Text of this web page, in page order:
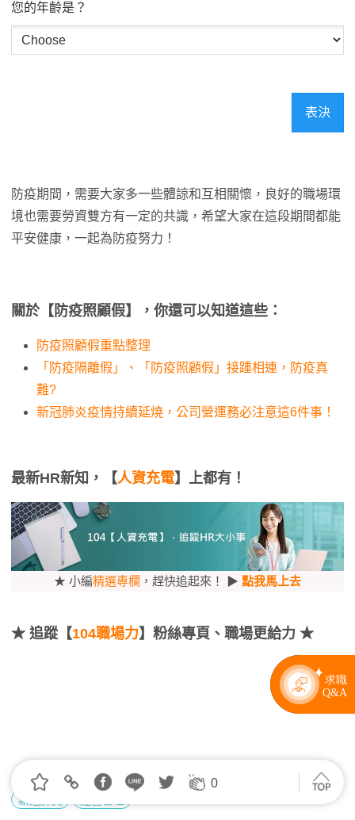
您的年齡是？
表決
防疫期間，需要大家多一些體諒和互相關懷，良好的職場環
境也需要勞資雙方有一定的共識，希望大家在這段期間都能
平安健康，一起為防疫努力！
關於【防疫照顧假】，你還可以知道這些：
防疫照顧假重點整理
「防疫隔離假」、「防疫照顧假」接踵相連，防疫真
難?
新冠肺炎疫情持續延燒，公司營運務必注意這6件事！
最新HR新知，【人資充電】上都有！
★ 小編精選專欄 ，趕快追起來！ ▶ 點我馬上去
★ 追蹤【104職場力】粉絲專頁、職場更給力 ★
新冠肺炎
0